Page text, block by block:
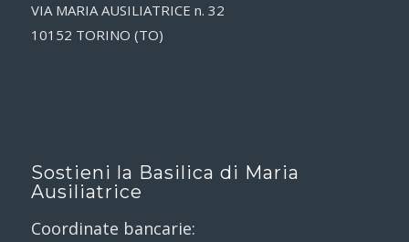
VIA MARIA AUSILIATRICE n. 32
10152 TORINO (TO)
Sostieni la Basilica di Maria
Ausiliatrice
Coordinate bancarie: